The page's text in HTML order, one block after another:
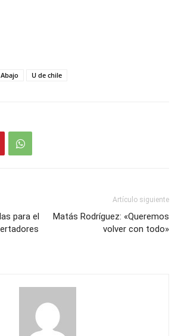
U de chile
para el
Artículo siguiente
Matás Rodríguez: «Queremos
volver con todo»